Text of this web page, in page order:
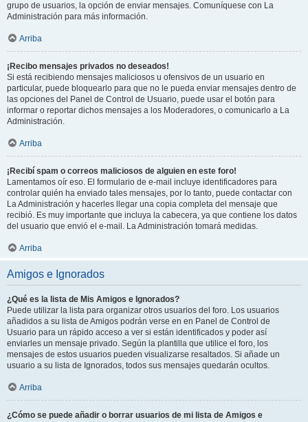
grupo de usuarios, la opción de enviar mensajes. Comuníquese con La
Administración para más información.
Arriba
¡Recibo mensajes privados no deseados!
Si está recibiendo mensajes maliciosos u ofensivos de un usuario en
particular, puede bloquearlo para que no le pueda enviar mensajes dentro de
las opciones del Panel de Control de Usuario, puede usar el botón para
informar o reportar dichos mensajes a los Moderadores, o comunicarlo a La
Administración.
Arriba
¡Recibí spam o correos maliciosos de alguien en este foro!
Lamentamos oír eso. El formulario de e-mail incluye identificadores para
controlar quién ha enviado tales mensajes, por lo tanto, puede contactar con
La Administración y hacerles llegar una copia completa del mensaje que
recibió. Es muy importante que incluya la cabecera, ya que contiene los datos
del usuario que envió el e-mail. La Administración tomará medidas.
Arriba
Amigos e Ignorados
¿Qué es la lista de Mis Amigos e Ignorados?
Puede utilizar la lista para organizar otros usuarios del foro. Los usuarios
añadidos a su lista de Amigos podrán verse en en Panel de Control de
Usuario para un rápido acceso a ver si están identificados y poder así
enviarles un mensaje privado. Según la plantilla que utilice el foro, los
mensajes de estos usuarios pueden visualizarse resaltados. Si añade un
usuario a su lista de Ignorados, todos sus mensajes quedarán ocultos.
Arriba
¿Cómo se puede añadir o borrar usuarios de mi lista de Amigos e